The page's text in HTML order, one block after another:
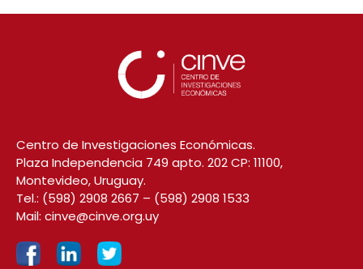
Centro de Investigaciones Económicas.
Plaza Independencia 749 apto. 202 CP: 11100,
Montevideo, Uruguay.
Tel.: (598) 2908 2667 – (598) 2908 1533
Mail: cinve@cinve.org.uy